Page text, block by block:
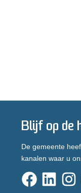
Blijf op de
De gemeente
kanalen waar u